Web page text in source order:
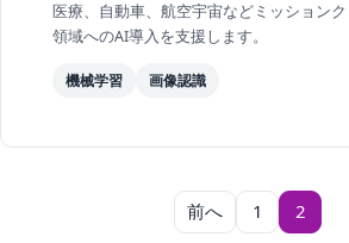
医療、自動車、航空宇宙などミッション
領域へのAI導入を支援します。
機械学習 画像認識
投稿のページ送り
前へ 1 2